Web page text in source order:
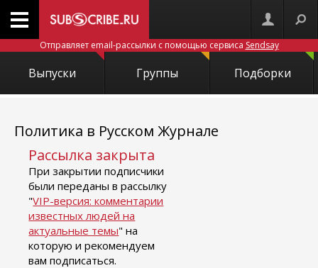
Отправляет email-рассылки с помощью сервиса Sendsay
Выпуски Группы Подборки
Политика в Русском Журнале
Рассылка закрыта
При закрытии подписчики
были переданы в рассылку
"VIP-версия: комментарии
известных людей на
актуальные темы" на
которую и рекомендуем
вам подписаться.